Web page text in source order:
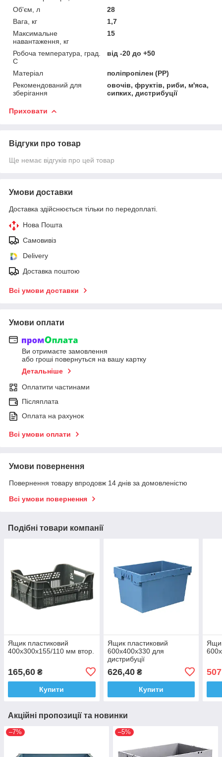
Об'єм, л
28
Вага, кг
1,7
Максимальне
навантаження, кг
15
Робоча температура, град.
С
від -20 до +50
Матеріал
поліпропілен (PP)
Рекомендований для
зберігання
овочів, фруктів, риби, м'яса,
сипких, дистрибуції
Приховати
Відгуки про товар
Ще немає відгуків про цей товар
Умови доставки
Доставка здійснюється тільки по передоплаті.
Нова Пошта
Самовивіз
Delivery
Доставка поштою
Всі умови доставки
Умови оплати
Ви отримаєте замовлення
або гроші повернуться на вашу картку
Детальніше
Оплатити частинами
Післяплата
Оплата на рахунок
Всі умови оплати
Умови повернення
Повернення товару впродовж 14 днів за домовленістю
Всі умови повернення
Подібні товари компанії
Ящик пластиковий
400х300х155/110 мм втор.
165,60 ₴
Купити
Ящик пластиковий
600х400х330 для
дистрибуції
626,40₴
Купити
Акційні пропозиції та новинки
–7% –5%